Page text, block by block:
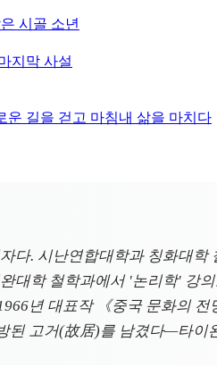
시골 소년
지막 사설
운 길을 걷고 마침내 삶을 마치다
다. 시난연합대학과 칭화대
대학 철학과에서 '논리학' 강
년 대표작 《중국 문화의
고거(故居)를 남겼다—타이